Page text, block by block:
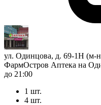
ул. Одинцова, д. 69-1Н (м-
ФармОстров Аптека на
до 21:00
1 шт.
4 шт.